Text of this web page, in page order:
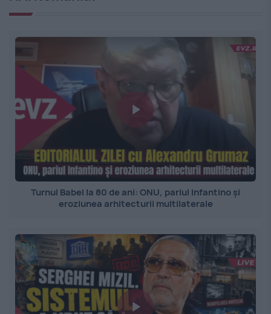
Turnul Babel la 80 de ani: ONU, pariul Infantino și
eroziunea arhitecturii multilaterale